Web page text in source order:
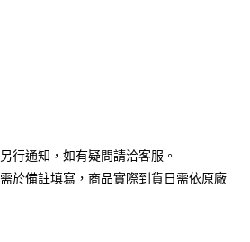
灣大哥大用戶可立即使用無須另外申請。
欲分期的期數、繳款截止日，確認付款後即完
行通知，如有疑問請洽客服。
於備註填寫，商品實際到貨日需依原廠